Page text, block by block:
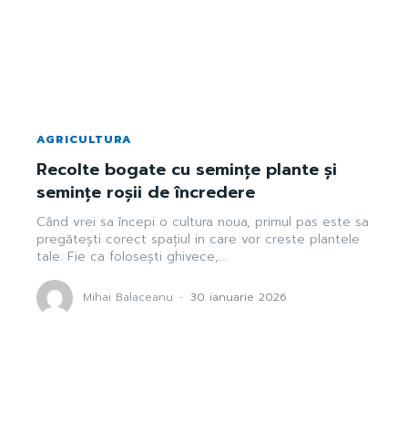
AGRICULTURA
Recolte bogate cu semințe plante și
semințe roșii de încredere
Când vrei sa începi o cultura noua, primul pas este sa
pregătești corect spațiul in care vor creste plantele
tale. Fie ca folosești ghivece,...
Mihai Balaceanu - 30 ianuarie 2026